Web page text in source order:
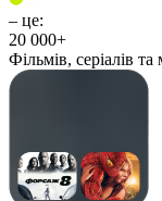
– це:
20 000+
Фільмів, серіалів та